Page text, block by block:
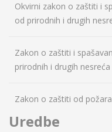
Okvirni zakon o zaštiti i
od prirodnih i drugih
Zakon o zaštiti i
prirodnih i drugih nesreća
Zakon o zaštiti od
Uredbe